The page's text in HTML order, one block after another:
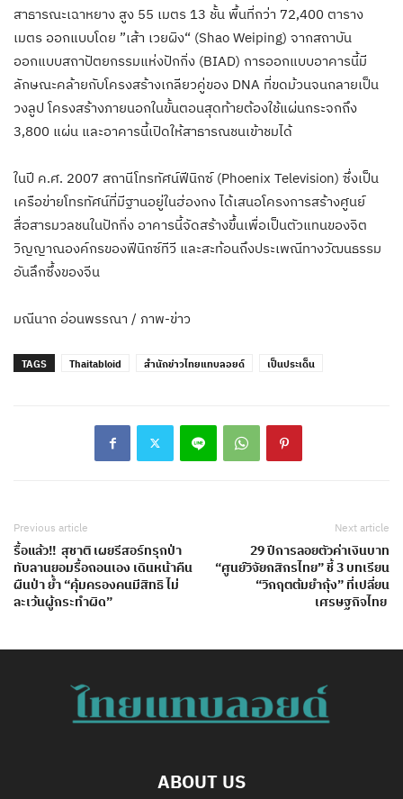
สาธารณะเฉาหยาง สูง 55 เมตร 13 ชั้น พื้นที่กว่า 72,400 ตาราง
เมตร ออกแบบโดย ”เส้า เวยผิง“ (Shao Weiping) จากสถาบัน
ออกแบบสถาปัตยกรรมแห่งปักกิ่ง (BIAD) การออกแบบอาคารนี้มี
ลักษณะคล้ายกับโครงสร้างเกลียวคู่ของ DNA ที่ขดม้วนจนกลายเป็น
วงลูป โครงสร้างภายนอกในขั้นตอนสุดท้ายต้องใช้แผ่นกระจกถึง
3,800 แผ่น และอาคารนี้เปิดให้สาธารณชนเข้าชมได้
ในปี ค.ศ. 2007 สถานีโทรทัศน์ฟีนิกซ์ (Phoenix Television) ซึ่งเป็น
เครือข่ายโทรทัศน์ที่มีฐานอยู่ในฮ่องกง ได้เสนอโครงการสร้างศูนย์
สื่อสารมวลชนในปักกิ่ง อาคารนี้จัดสร้างขึ้นเพื่อเป็นตัวแทนของจิต
วิญญาณองค์กรของฟีนิกซ์ทีวี และสะท้อนถึงประเพณีทางวัฒนธรรม
อันลึกซึ้งของจีน
มณีนาถ อ่อนพรรณา / ภาพ-ข่าว
TAGS Thaitabloid สำนักข่าวไทยแทบลอยด์ เป็นประเด็น
Previous article
รื้อแล้ว!! สุชาติ เผยรีสอร์ทรุกป่า
ทับลานยอมรื้อถอนเอง เดินหน้าคืน
ผืนป่า ย้ำ “คุ้มครองคนมีสิทธิ ไม่
ละเว้นผู้กระทำผิด”
Next article
29 ปีการลอยตัวค่าเงินบาท
“ศูนย์วิจัยกสิกรไทย” ชี้ 3 บทเรียน
“วิกฤตต้มยำกุ้ง” ที่เปลี่ยน
เศรษฐกิจไทย
ABOUT US